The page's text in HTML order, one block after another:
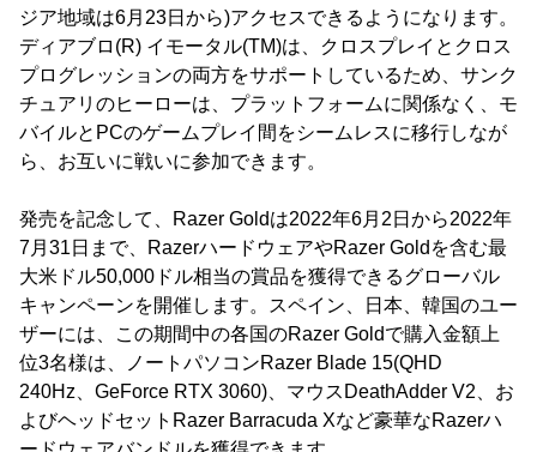
ジア地域は6月23日から)アクセスできるようになります。
ディアブロ(R) イモータル(TM)は、クロスプレイとクロス
プログレッションの両方をサポートしているため、サンク
チュアリのヒーローは、プラットフォームに関係なく、モ
バイルとPCのゲームプレイ間をシームレスに移行しなが
ら、お互いに戦いに参加できます。
発売を記念して、Razer Goldは2022年6月2日から2022年
7月31日まで、RazerハードウェアやRazer Goldを含む最
大米ドル50,000ドル相当の賞品を獲得できるグローバル
キャンペーンを開催します。スペイン、日本、韓国のユー
ザーには、この期間中の各国のRazer Goldで購入金額上
位3名様は、ノートパソコンRazer Blade 15(QHD
240Hz、GeForce RTX 3060)、マウスDeathAdder V2、お
よびヘッドセットRazer Barracuda Xなど豪華なRazerハ